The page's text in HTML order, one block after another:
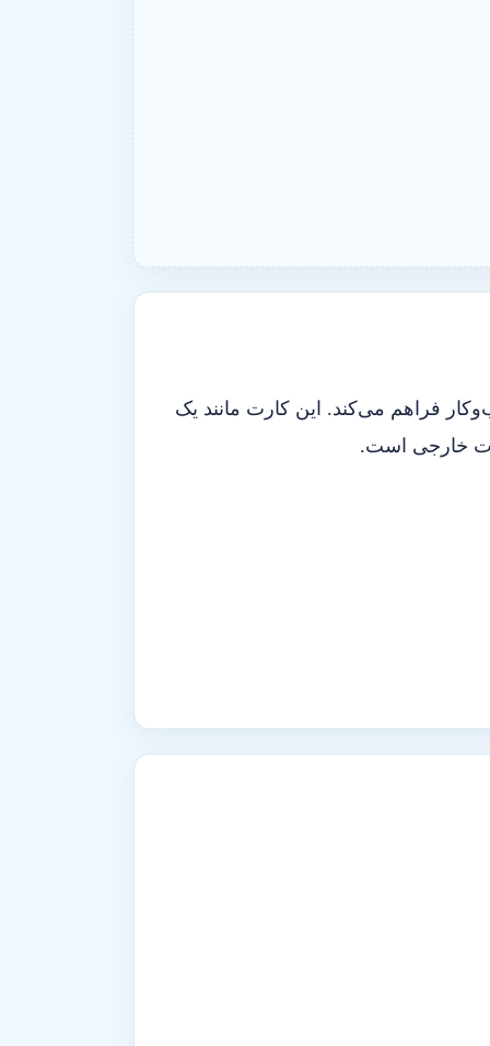
فراهم می‌کند. این کارت مانند یک
خارجی است.